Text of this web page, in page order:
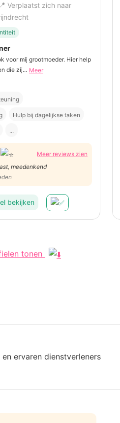
Verplaatst zich naar
voor mij grootmoeder. Hier help
die zij... Meer
Hulp bij dagelijkse taken
...
Meer reviews zien
meedenkend
bekijken
tonen
ervaren dienstverleners